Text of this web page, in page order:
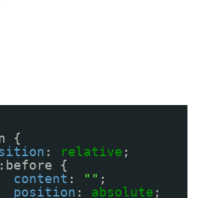
{
: relative ;
{
content : "" ;
position : absolute ;